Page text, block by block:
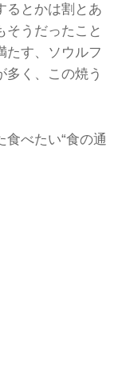
るとかは割とあ
そうだったこと
たす、ソウルフ
多く、この焼う
べたい“食の通